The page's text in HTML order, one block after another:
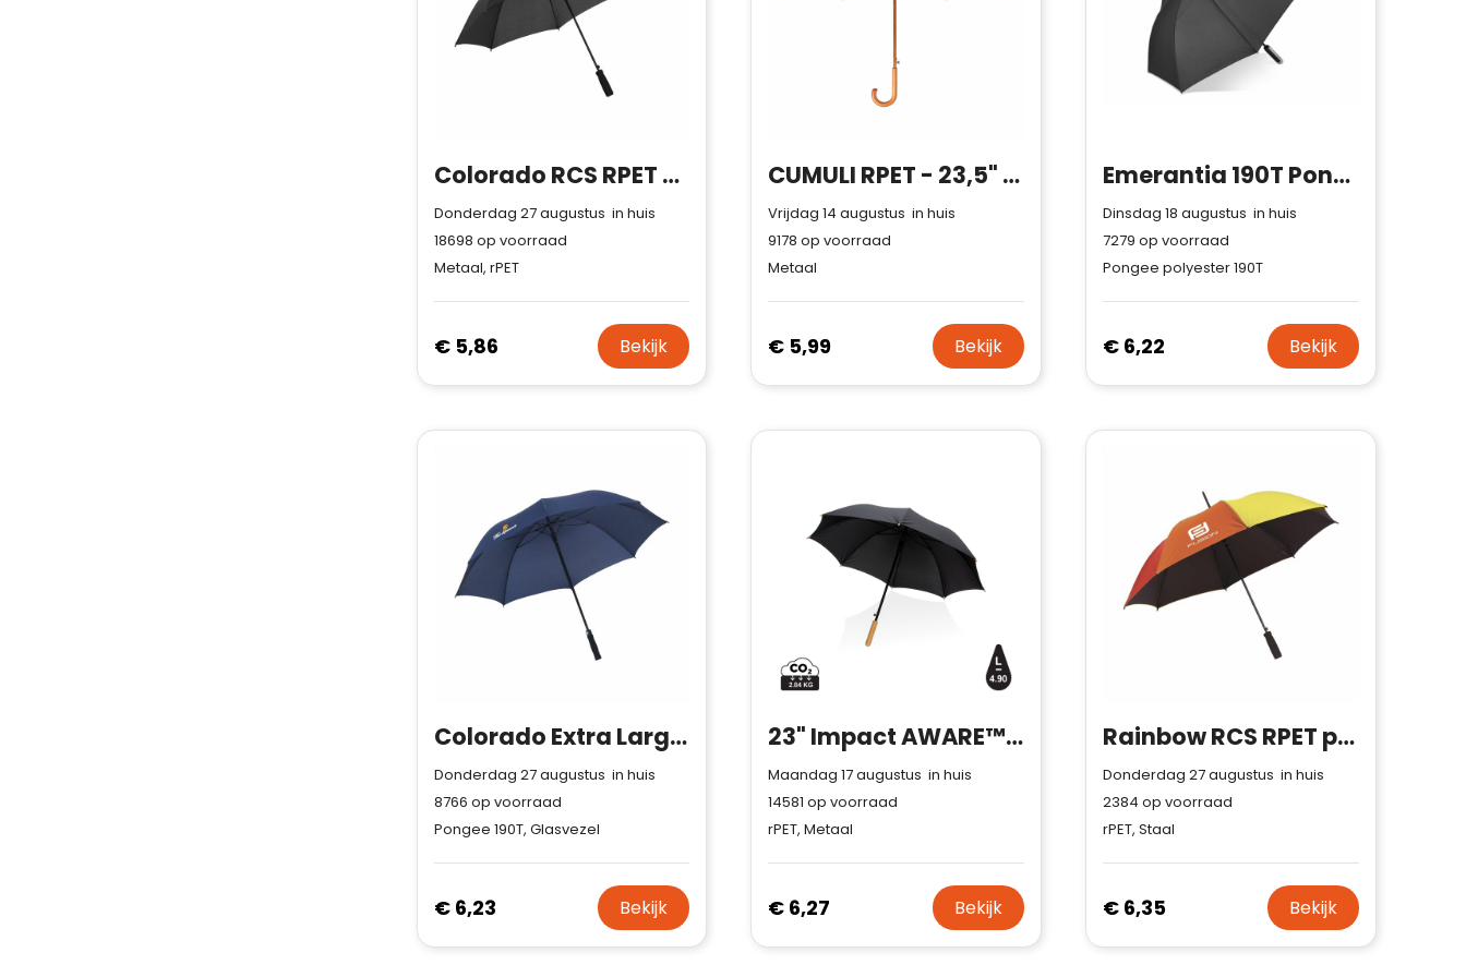
Colorado RCS RPET paraplu 23 inch
Donderdag 27 augustus in huis
18698 op voorraad
Metaal, rPET
€ 5,86 Bekijk
CUMULI RPET - 23,5" paraplu RPET
Vrijdag 14 augustus in huis
9178 op voorraad
Metaal
€ 5,99 Bekijk
Emerantia 190T Pongee 23" Stokparaplu Auto open
Dinsdag 18 augustus in huis
7279 op voorraad
Pongee polyester 190T
€ 6,22 Bekijk
Colorado Extra Large paraplu 30 inch
Donderdag 27 augustus in huis
8766 op voorraad
Pongee 190T, Glasvezel
€ 6,23 Bekijk
23" Impact AWARE™ RPET 190T auto open bamboe paraplu
Maandag 17 augustus in huis
14581 op voorraad
rPET, Metaal
€ 6,27 Bekijk
Rainbow RCS RPET paraplu 23 inch
Donderdag 27 augustus in huis
2384 op voorraad
rPET, Staal
€ 6,35 Bekijk
Trustindex-certificaat
starten
Trustindex-certificaat.
Meer informatie